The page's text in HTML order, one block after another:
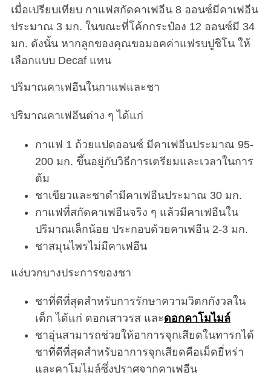
เมื่อเปรียบเทียบ กาแฟสกัดคาเฟอีน 8 ออนซ์มีคาเฟอีน
ประมาณ 3 มก. ในขณะที่โค้กกระป๋อง 12 ออนซ์มี 34
มก. ดังนั้น หากลูกของคุณขอมอคค่าแฟรบปูชิโน ให้
เลือกแบบ Decaf แทน
ปริมาณคาเฟอีนในกาแฟและชา
ปริมาณคาเฟอีนต่าง ๆ ได้แก่
กาแฟ 1 ถ้วยแปดออนซ์ มีคาเฟอีนประมาณ 95-
200 มก. ขึ้นอยู่กับวิธีการเตรียมและเวลาในการ
ต้ม
ชาเขียวและชาดำมีคาเฟอีนประมาณ 30 มก.
กาแฟที่สกัดคาเฟอีนจริง ๆ แล้วมีคาเฟอีนใน
ปริมาณเล็กน้อย ประกอบด้วยคาเฟอีน 2-3 มก.
ชาสมุนไพรไม่มีคาเฟอีน
แง่บวกบางประการของชา
ชาที่ดีที่สุดสำหรับการรักษาความวิตกกังวลใน
เด็ก ได้แก่ ดอกเสาวรส และดอกคาโมไมล์
ชาอุ่นสามารถช่วยให้อาการจุกเสียดในทารกได้
ชาที่ดีที่สุดสำหรับอาการจุกเสียดคือเม็ดยี่หร่า
และคาโมไมล์ซึ่งปราศจากคาเฟอีน